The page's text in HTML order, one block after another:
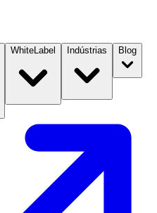
WhiteLabel Indústrias Blog